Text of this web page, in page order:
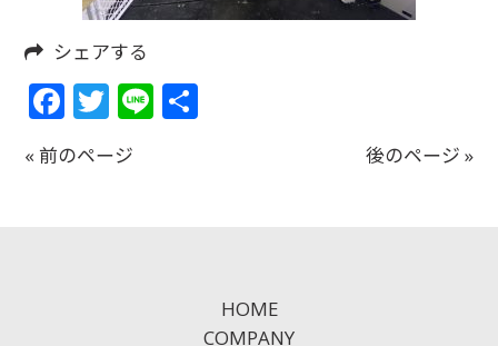
シェアする
Facebook
Twitter
Line
« 前のページ 後のページ »
HOME
COMPANY